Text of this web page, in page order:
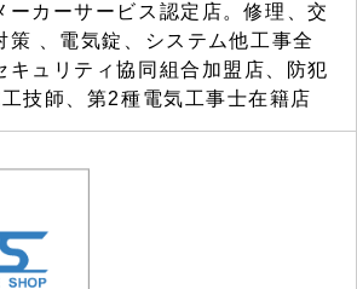
ーカーサービス認定店。修理、交
策 、電気錠、システム他工事全
キュリティ協同組合加盟店、防犯
技師、第2種電気工事士在籍店